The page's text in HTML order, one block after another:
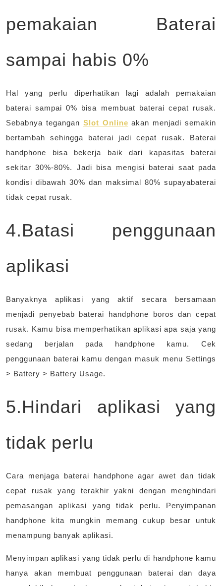
pemakaian Baterai
sampai habis 0%
Hal yang perlu diperhatikan lagi adalah pemakaian
baterai sampai 0% bisa membuat baterai cepat rusak.
Sebabnya tegangan Slot Online akan menjadi semakin
bertambah sehingga baterai jadi cepat rusak. Baterai
handphone bisa bekerja baik dari kapasitas baterai
sekitar 30%-80%. Jadi bisa mengisi baterai saat pada
kondisi dibawah 30% dan maksimal 80% supayabaterai
tidak cepat rusak.
4.Batasi penggunaan
aplikasi
Banyaknya aplikasi yang aktif secara bersamaan
menjadi penyebab baterai handphone boros dan cepat
rusak. Kamu bisa memperhatikan aplikasi apa saja yang
sedang berjalan pada handphone kamu. Cek
penggunaan baterai kamu dengan masuk menu Settings
> Battery > Battery Usage.
5.Hindari aplikasi yang
tidak perlu
Cara menjaga baterai handphone agar awet dan tidak
cepat rusak yang terakhir yakni dengan menghindari
pemasangan aplikasi yang tidak perlu. Penyimpanan
handphone kita mungkin memang cukup besar untuk
menampung banyak aplikasi.
Menyimpan aplikasi yang tidak perlu di handphone kamu
hanya akan membuat penggunaan baterai dan daya